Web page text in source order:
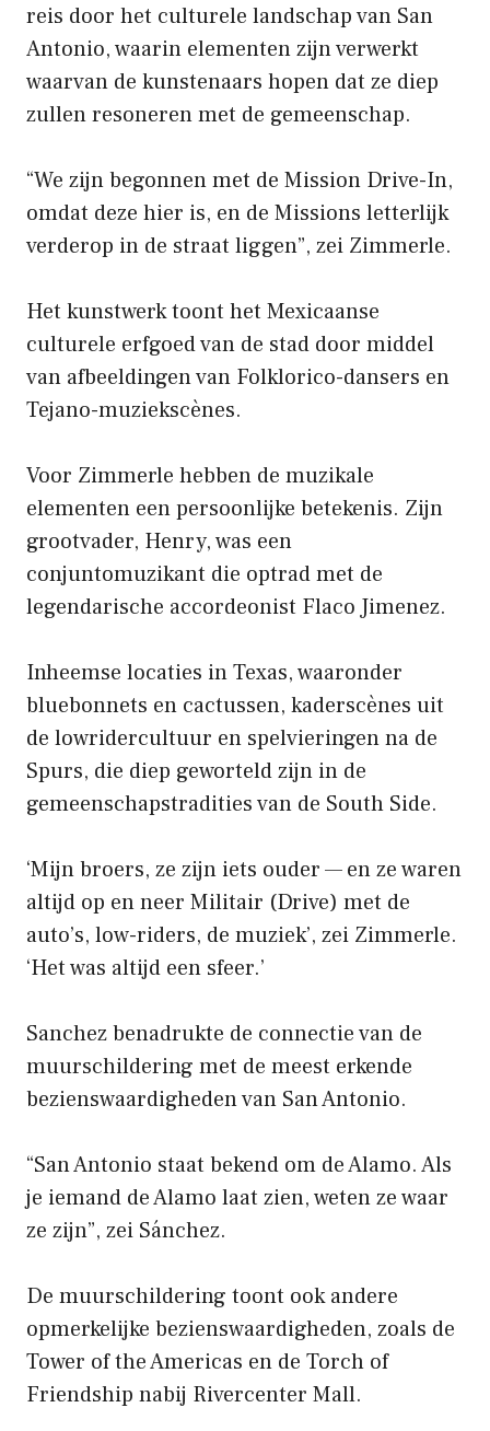
reis door het culturele landschap van San
Antonio, waarin elementen zijn verwerkt
waarvan de kunstenaars hopen dat ze diep
zullen resoneren met de gemeenschap.
“We zijn begonnen met de Mission Drive-In,
omdat deze hier is, en de Missions letterlijk
verderop in de straat liggen”, zei Zimmerle.
Het kunstwerk toont het Mexicaanse
culturele erfgoed van de stad door middel
van afbeeldingen van Folklorico-dansers en
Tejano-muziekscènes.
Voor Zimmerle hebben de muzikale
elementen een persoonlijke betekenis. Zijn
grootvader, Henry, was een
conjuntomuzikant die optrad met de
legendarische accordeonist Flaco Jimenez.
Inheemse locaties in Texas, waaronder
bluebonnets en cactussen, kaderscènes uit
de lowridercultuur en spelvieringen na de
Spurs, die diep geworteld zijn in de
gemeenschapstradities van de South Side.
‘Mijn broers, ze zijn iets ouder—en ze waren
altijd op en neer Militair (Drive) met de
auto’s, low-riders, de muziek’, zei Zimmerle.
‘Het was altijd een sfeer.’
Sanchez benadrukte de connectie van de
muurschildering met de meest erkende
bezienswaardigheden van San Antonio.
“San Antonio staat bekend om de Alamo. Als
je iemand de Alamo laat zien, weten ze waar
ze zijn”, zei Sánchez.
De muurschildering toont ook andere
opmerkelijke bezienswaardigheden, zoals de
Tower of the Americas en de Torch of
Friendship nabij Rivercenter Mall.